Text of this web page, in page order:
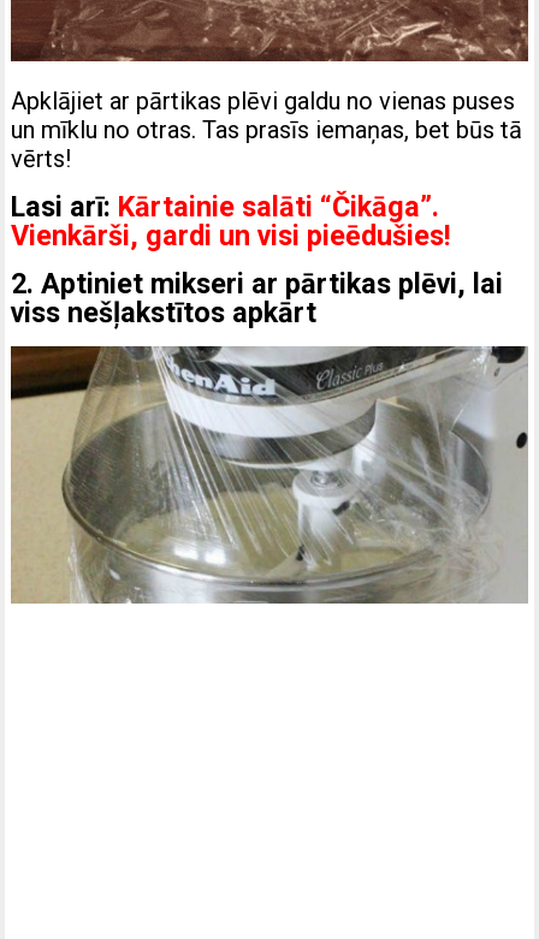
Apklājiet ar pārtikas plēvi galdu no vienas puses
un mīklu no otras. Tas prasīs iemaņas, bet būs tā
vērts!
Lasi arī: Kārtainie salāti “Čikāga”.
Vienkārši, gardi un visi pieēdušies!
2. Aptiniet mikseri ar pārtikas plēvi, lai
viss nešļakstītos apkārt